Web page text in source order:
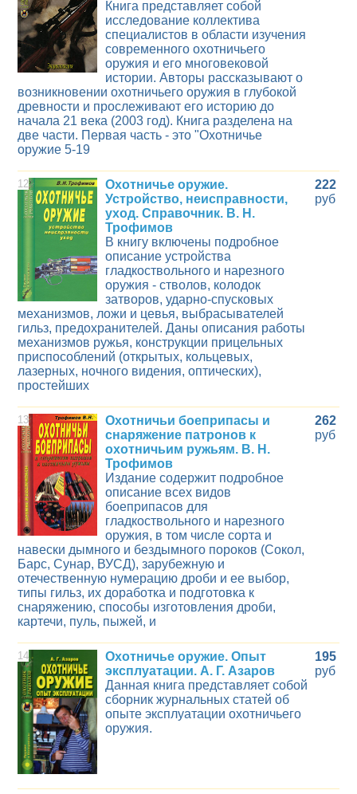
Книга представляет собой
исследование коллектива
специалистов в области изучения
современного охотничьего
оружия и его многовековой
истории. Авторы рассказывают о
возникновении охотничьего оружия в глубокой
древности и прослеживают его историю до
начала 21 века (2003 год). Книга разделена на
две части. Первая часть - это "Охотничье
оружие 5-19
12
Охотничье оружие.
Устройство, неисправности,
уход. Справочник. В. Н.
Трофимов
В книгу включены подробное
описание устройства
гладкоствольного и нарезного
оружия - стволов, колодок
затворов, ударно-спусковых
механизмов, ложи и цевья, выбрасывателей
гильз, предохранителей. Даны описания работы
механизмов ружья, конструкции прицельных
приспособлений (открытых, кольцевых,
лазерных, ночного видения, оптических),
простейших
222
руб
13
Охотничьи боеприпасы и
снаряжение патронов к
охотничьим ружьям. В. Н.
Трофимов
Издание содержит подробное
описание всех видов
боеприпасов для
гладкоствольного и нарезного
оружия, в том числе сорта и
навески дымного и бездымного пороков (Сокол,
Барс, Сунар, ВУСД), зарубежную и
отечественную нумерацию дроби и ее выбор,
типы гильз, их доработка и подготовка к
снаряжению, способы изготовления дроби,
картечи, пуль, пыжей, и
262
руб
14
Охотничье оружие. Опыт
эксплуатации. А. Г. Азаров
Данная книга представляет собой
сборник журнальных статей об
опыте эксплуатации охотничьего
оружия.
195
руб